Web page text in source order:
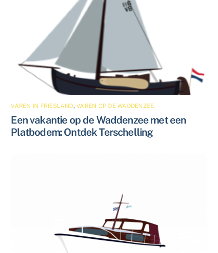
VAREN IN FRIESLAND,VAREN OP DE WADDENZEE
Een vakantie op de Waddenzee met een
Platbodem: Ontdek Terschelling